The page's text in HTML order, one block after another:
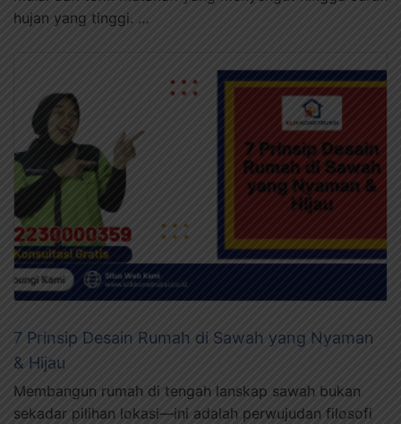
hujan yang tinggi. …
7 Prinsip Desain Rumah di Sawah yang Nyaman
& Hijau
Membangun rumah di tengah lanskap sawah bukan
sekadar pilihan lokasi—ini adalah perwujudan filosofi